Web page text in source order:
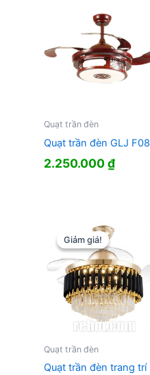
Quạt trần đèn
Quạt trần đèn GLJ F08
2.250.000₫
Giảm giá!
Giảm giá!
Quạt trần đèn
Quạt trần đèn trang trí